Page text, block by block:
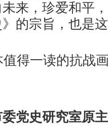
来，珍爱和平
的宗旨，也是
得一读的抗战
党史研究室原